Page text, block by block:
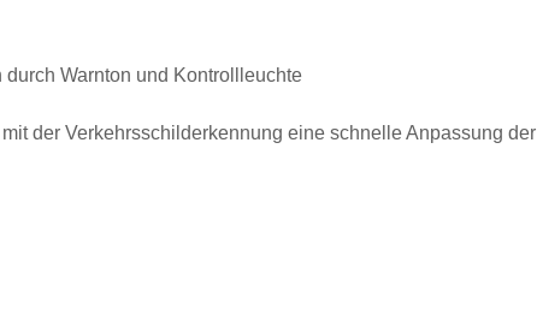
Warnton und Kontrollleuchte
der Verkehrsschilderkennung eine schnelle Anpassung der